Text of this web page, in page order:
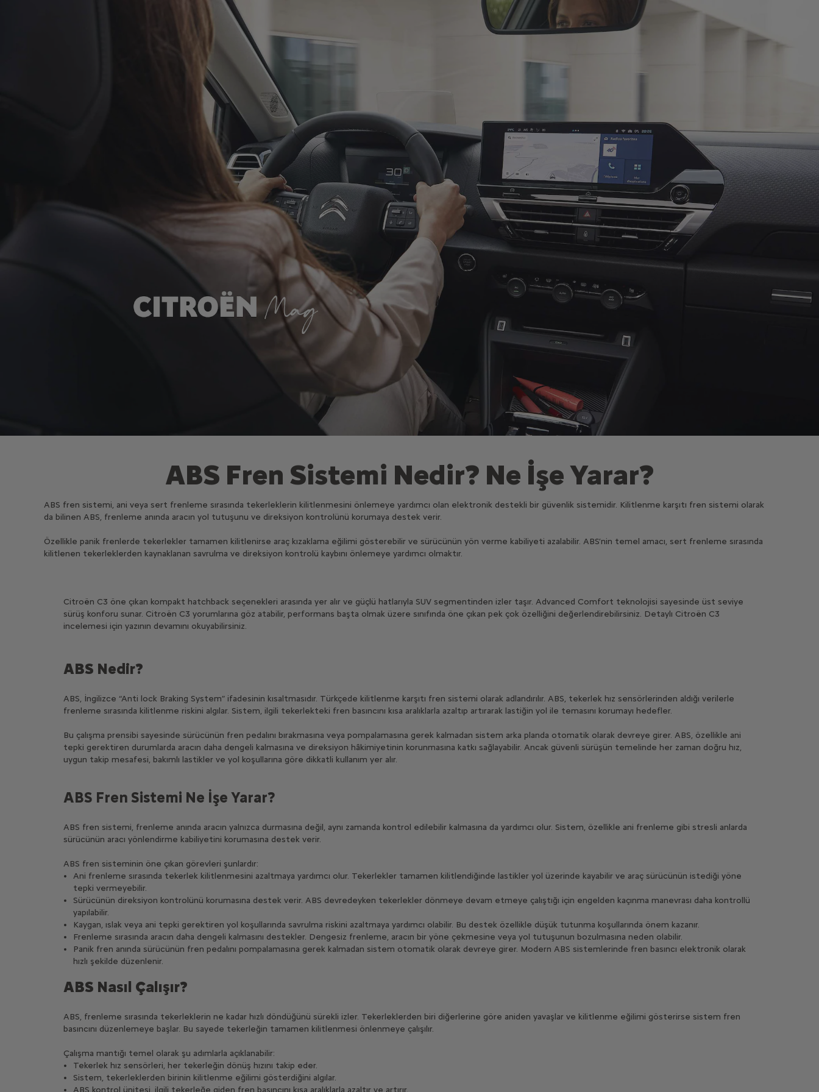
ABS Fren Sistemi Nedir? Ne İşe Yarar?
ABS fren sistemi, ani veya sert frenleme sırasında tekerleklerin kilitlenmesini önlemeye yardımcı olan elektronik destekli bir güvenlik sistemidir. Kilitlenme karşıtı fren sistemi olarak
da bilinen ABS, frenleme anında aracın yol tutuşunu ve direksiyon kontrolünü korumaya destek verir.
Özellikle panik frenlerde tekerlekler tamamen kilitlenirse araç kızaklama eğilimi gösterebilir ve sürücünün yön verme kabiliyeti azalabilir. ABS’nin temel amacı, sert frenleme sırasında
kilitlenen tekerleklerden kaynaklanan savrulma ve direksiyon kontrolü kaybını önlemeye yardımcı olmaktır.
Citroën C3 öne çıkan kompakt hatchback seçenekleri arasında yer alır ve güçlü hatlarıyla SUV segmentinden izler taşır. Advanced Comfort teknolojisi sayesinde üst seviye
sürüş konforu sunar. Citroën C3 yorumlarına göz atabilir, performans başta olmak üzere sınıfında öne çıkan pek çok özelliğini değerlendirebilirsiniz. Detaylı Citroën C3
incelemesi için yazının devamını okuyabilirsiniz.
ABS Nedir?
ABS, İngilizce “Anti lock Braking System” ifadesinin kısaltmasıdır. Türkçede kilitlenme karşıtı fren sistemi olarak adlandırılır. ABS, tekerlek hız sensörlerinden aldığı verilerle
frenleme sırasında kilitlenme riskini algılar. Sistem, ilgili tekerlekteki fren basıncını kısa aralıklarla azaltıp artırarak lastiğin yol ile temasını korumayı hedefler.
Bu çalışma prensibi sayesinde sürücünün fren pedalını bırakmasına veya pompalamasına gerek kalmadan sistem arka planda otomatik olarak devreye girer. ABS, özellikle ani
tepki gerektiren durumlarda aracın daha dengeli kalmasına ve direksiyon hâkimiyetinin korunmasına katkı sağlayabilir. Ancak güvenli sürüşün temelinde her zaman doğru hız,
uygun takip mesafesi, bakımlı lastikler ve yol koşullarına göre dikkatli kullanım yer alır.
ABS Fren Sistemi Ne İşe Yarar?
ABS fren sistemi, frenleme anında aracın yalnızca durmasına değil, aynı zamanda kontrol edilebilir kalmasına da yardımcı olur. Sistem, özellikle ani frenleme gibi stresli anlarda
sürücünün aracı yönlendirme kabiliyetini korumasına destek verir.
ABS fren sisteminin öne çıkan görevleri şunlardır:
Ani frenleme sırasında tekerlek kilitlenmesini azaltmaya yardımcı olur. Tekerlekler tamamen kilitlendiğinde lastikler yol üzerinde kayabilir ve araç sürücünün istediği yöne
tepki vermeyebilir.
Sürücünün direksiyon kontrolünü korumasına destek verir. ABS devredeyken tekerlekler dönmeye devam etmeye çalıştığı için engelden kaçınma manevrası daha kontrollü
yapılabilir.
Kaygan, ıslak veya ani tepki gerektiren yol koşullarında savrulma riskini azaltmaya yardımcı olabilir. Bu destek özellikle düşük tutunma koşullarında önem kazanır.
Frenleme sırasında aracın daha dengeli kalmasını destekler. Dengesiz frenleme, aracın bir yöne çekmesine veya yol tutuşunun bozulmasına neden olabilir.
Panik fren anında sürücünün fren pedalını pompalamasına gerek kalmadan sistem otomatik olarak devreye girer. Modern ABS sistemlerinde fren basıncı elektronik olarak
hızlı şekilde düzenlenir.
ABS Nasıl Çalışır?
ABS, frenleme sırasında tekerleklerin ne kadar hızlı döndüğünü sürekli izler. Tekerleklerden biri diğerlerine göre aniden yavaşlar ve kilitlenme eğilimi gösterirse sistem fren
basıncını düzenlemeye başlar. Bu sayede tekerleğin tamamen kilitlenmesi önlenmeye çalışılır.
Çalışma mantığı temel olarak şu adımlarla açıklanabilir:
Tekerlek hız sensörleri, her tekerleğin dönüş hızını takip eder.
Sistem, tekerleklerden birinin kilitlenme eğilimi gösterdiğini algılar.
ABS kontrol ünitesi, ilgili tekerleğe giden fren basıncını kısa aralıklarla azaltır ve artırır.